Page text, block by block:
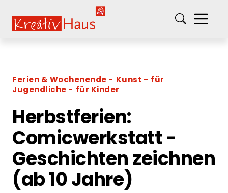
springe zum HauptinhaltKreativ-Haus e.V.
Ferien & Wochenende Kunst
für
Jugendliche
für Kinder
Herbstferien:
Comicwerkstatt -
Geschichten zeichnen
(ab 10 Jahre)